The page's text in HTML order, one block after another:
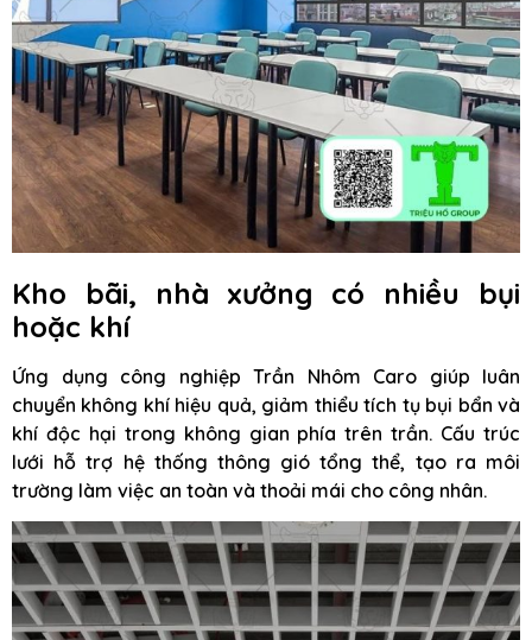
Kho bãi, nhà xưởng có nhiều bụi
hoặc khí
Ứng dụng công nghiệp Trần Nhôm Caro giúp luân
chuyển không khí hiệu quả, giảm thiểu tích tụ bụi bẩn và
khí độc hại trong không gian phía trên trần. Cấu trúc
lưới hỗ trợ hệ thống thông gió tổng thể, tạo ra môi
trường làm việc an toàn và thoải mái cho công nhân.